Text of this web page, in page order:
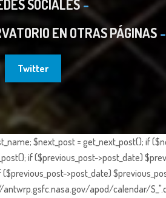
SOCIALES
EN OTRAS PÁGINAS
Twitter
$next_post = get_next_post(); if
if ($previous_post->post_date)
>post_date)
apod/calendar/